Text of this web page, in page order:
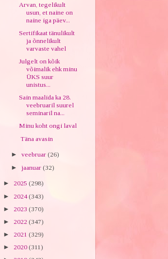
Arvan, tegelikult
usun, et naine on
naine iga päev...
Sertifikaat tänulikult
ja õnnelikult
varvaste vahel
Julgelt on kõik
võimalik ehk minu
ÜKS suur
unistus...
Sain maalida ka 28.
veebruaril suurel
seminaril na...
Minu koht ongi laval
Täna avasin
► veebruar (26)
► jaanuar (32)
► 2025 (298)
► 2024(343)
► 2023 (370)
► 2022 (347)
► 2021 (329)
► 2020 (311)